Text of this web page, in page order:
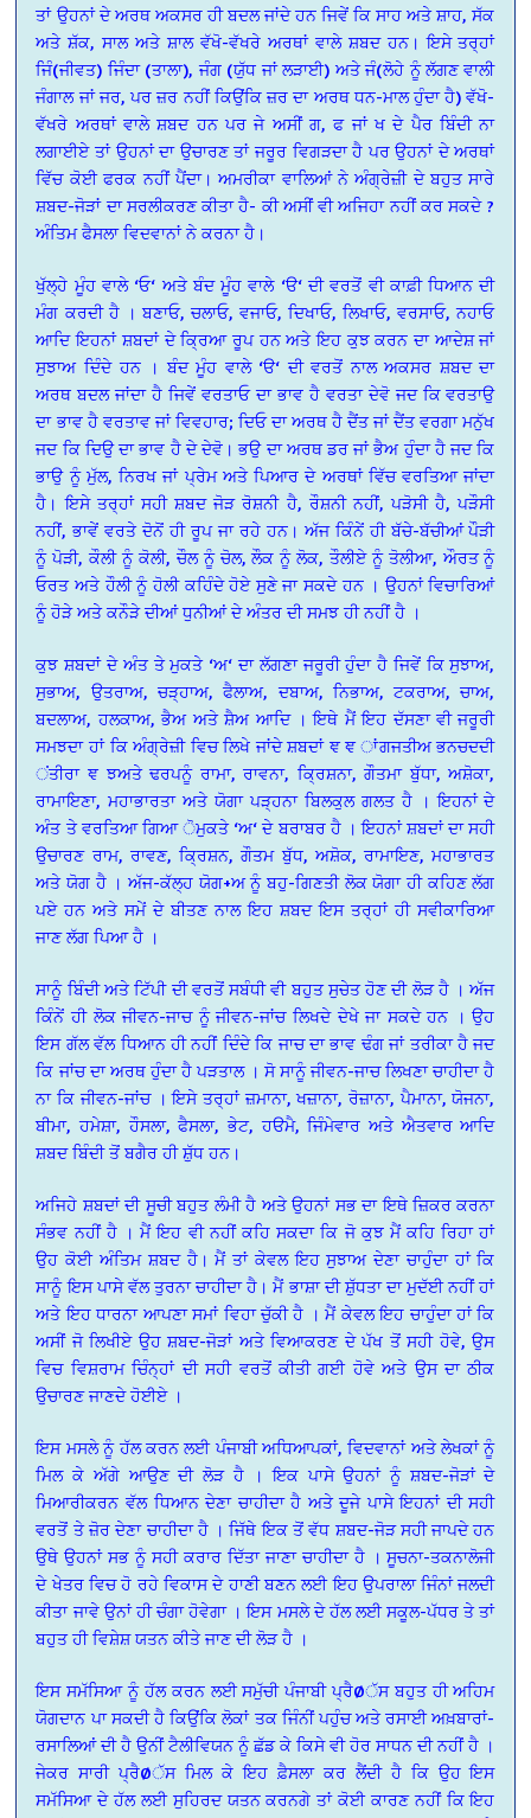
ਤਾਂ ਉਹਨਾਂ ਦੇ ਅਰਥ ਅਕਸਰ ਹੀ ਬਦਲ ਜਾਂਦੇ ਹਨ ਜਿਵੇਂ ਕਿ ਸਾਹ ਅਤੇ ਸ਼ਾਹ, ਸੱਕ
ਅਤੇ ਸ਼ੱਕ, ਸਾਲ ਅਤੇ ਸ਼ਾਲ ਵੱਖੋ-ਵੱਖਰੇ ਅਰਥਾਂ ਵਾਲੇ ਸ਼ਬਦ ਹਨ। ਇਸੇ ਤਰ੍ਹਾਂ
ਜਿੰ(ਜੀਵਤ) ਜਿੰਦਾ (ਤਾਲਾ), ਜੰਗ (ਯੁੱਧ ਜਾਂ ਲੜਾਈ) ਅਤੇ ਜੰ(ਲੋਹੇ ਨੂੰ ਲੱਗਣ ਵਾਲੀ
ਜੰਗਾਲ ਜਾਂ ਜਰ, ਪਰ ਜ਼ਰ ਨਹੀਂ ਕਿਉਂਕਿ ਜ਼ਰ ਦਾ ਅਰਥ ਧਨ-ਮਾਲ ਹੁੰਦਾ ਹੈ) ਵੱਖੋ-
ਵੱਖਰੇ ਅਰਥਾਂ ਵਾਲੇ ਸ਼ਬਦ ਹਨ ਪਰ ਜੇ ਅਸੀਂ ਗ, ਫ ਜਾਂ ਖ ਦੇ ਪੈਰ ਬਿੰਦੀ ਨਾ
ਲਗਾਈਏ ਤਾਂ ਉਹਨਾਂ ਦਾ ਉਚਾਰਣ ਤਾਂ ਜਰੂਰ ਵਿਗੜਦਾ ਹੈ ਪਰ ਉਹਨਾਂ ਦੇ ਅਰਥਾਂ
ਵਿੱਚ ਕੋਈ ਫਰਕ ਨਹੀਂ ਪੈਂਦਾ। ਅਮਰੀਕਾ ਵਾਲਿਆਂ ਨੇ ਅੰਗ੍ਰੇਜ਼ੀ ਦੇ ਬਹੁਤ ਸਾਰੇ
ਸ਼ਬਦ-ਜੋੜਾਂ ਦਾ ਸਰਲੀਕਰਣ ਕੀਤਾ ਹੈ- ਕੀ ਅਸੀਂ ਵੀ ਅਜਿਹਾ ਨਹੀਂ ਕਰ ਸਕਦੇ ?
ਅੰਤਿਮ ਫੈਸਲਾ ਵਿਦਵਾਨਾਂ ਨੇ ਕਰਨਾ ਹੈ।
ਖੁੱਲ੍ਹੇ ਮੂੰਹ ਵਾਲੇ ‘ਓ‘ ਅਤੇ ਬੰਦ ਮੂੰਹ ਵਾਲੇ ‘ੳ‘ ਦੀ ਵਰਤੋਂ ਵੀ ਕਾਫ਼ੀ ਧਿਆਨ ਦੀ
ਮੰਗ ਕਰਦੀ ਹੈ । ਬਣਾਓ, ਚਲਾਓ, ਵਜਾਓ, ਦਿਖਾਓ, ਲਿਖਾਓ, ਵਰਸਾਓ, ਨਹਾਓ
ਆਦਿ ਇਹਨਾਂ ਸ਼ਬਦਾਂ ਦੇ ਕ੍ਰਿਆ ਰੂਪ ਹਨ ਅਤੇ ਇਹ ਕੁਝ ਕਰਨ ਦਾ ਆਦੇਸ਼ ਜਾਂ
ਸੁਝਾਅ ਦਿੰਦੇ ਹਨ । ਬੰਦ ਮੂੰਹ ਵਾਲੇ ‘ੳ‘ ਦੀ ਵਰਤੋਂ ਨਾਲ ਅਕਸਰ ਸ਼ਬਦ ਦਾ
ਅਰਥ ਬਦਲ ਜਾਂਦਾ ਹੈ ਜਿਵੇਂ ਵਰਤਾਓ ਦਾ ਭਾਵ ਹੈ ਵਰਤਾ ਦੇਵੋ ਜਦ ਕਿ ਵਰਤਾਉ
ਦਾ ਭਾਵ ਹੈ ਵਰਤਾਵ ਜਾਂ ਵਿਵਹਾਰ; ਦਿਓ ਦਾ ਅਰਥ ਹੈ ਦੈਂਤ ਜਾਂ ਦੈਂਤ ਵਰਗਾ ਮਨੁੱਖ
ਜਦ ਕਿ ਦਿਉ ਦਾ ਭਾਵ ਹੈ ਦੇ ਦੇਵੋ। ਭਉ ਦਾ ਅਰਥ ਡਰ ਜਾਂ ਭੈਅ ਹੁੰਦਾ ਹੈ ਜਦ ਕਿ
ਭਾਉ ਨੂੰ ਮੁੱਲ, ਨਿਰਖ ਜਾਂ ਪ੍ਰੇਮ ਅਤੇ ਪਿਆਰ ਦੇ ਅਰਥਾਂ ਵਿੱਚ ਵਰਤਿਆ ਜਾਂਦਾ
ਹੈ। ਇਸੇ ਤਰ੍ਹਾਂ ਸਹੀ ਸ਼ਬਦ ਜੋੜ ਰੋਸ਼ਨੀ ਹੈ, ਰੌਸ਼ਨੀ ਨਹੀਂ, ਪੜੋਸੀ ਹੈ, ਪੜੌਸੀ
ਨਹੀਂ, ਭਾਵੇਂ ਵਰਤੇ ਦੋਨੋਂ ਹੀ ਰੂਪ ਜਾ ਰਹੇ ਹਨ। ਅੱਜ ਕਿੰਨੇਂ ਹੀ ਬੱਚੇ-ਬੱਚੀਆਂ ਪੌੜੀ
ਨੂੰ ਪੋੜੀ, ਕੌਲੀ ਨੂੰ ਕੋਲੀ, ਚੌਲ ਨੂੰ ਚੋਲ, ਲੌਕ ਨੂੰ ਲੋਕ, ਤੌਲੀਏ ਨੂੰ ਤੋਲੀਆ, ਔਰਤ ਨੂੰ
ਓਰਤ ਅਤੇ ਹੌਲੀ ਨੂੰ ਹੋਲੀ ਕਹਿੰਦੇ ਹੋਏ ਸੁਣੇ ਜਾ ਸਕਦੇ ਹਨ । ਉਹਨਾਂ ਵਿਚਾਰਿਆਂ
ਨੂੰ ਹੋੜੇ ਅਤੇ ਕਨੌੜੇ ਦੀਆਂ ਧੁਨੀਆਂ ਦੇ ਅੰਤਰ ਦੀ ਸਮਝ ਹੀ ਨਹੀਂ ਹੈ ।
ਕੁਝ ਸ਼ਬਦਾਂ ਦੇ ਅੰਤ ਤੇ ਮੁਕਤੇ ‘ਅ‘ ਦਾ ਲੱਗਣਾ ਜਰੂਰੀ ਹੁੰਦਾ ਹੈ ਜਿਵੇਂ ਕਿ ਸੁਝਾਅ,
ਸੁਭਾਅ, ਉਤਰਾਅ, ਚੜ੍ਹਾਅ, ਫੈਲਾਅ, ਦਬਾਅ, ਨਿਭਾਅ, ਟਕਰਾਅ, ਚਾਅ,
ਬਦਲਾਅ, ਹਲਕਾਅ, ਭੈਅ ਅਤੇ ਸ਼ੈਅ ਆਦਿ । ਇਥੇ ਮੈਂ ਇਹ ਦੱਸਣਾ ਵੀ ਜਰੂਰੀ
ਸਮਝਦਾ ਹਾਂ ਕਿ ਅੰਗ੍ਰੇਜ਼ੀ ਵਿਚ ਲਿਖੇ ਜਾਂਦੇ ਸ਼ਬਦਾਂ ਞ ਞ ਾਂਗਜਤੀਅ ਭਨਚਦਦੀ
ਂਤੀਰਾ ਞ ਝਅਤੇ ਢਰਪਨੂੰ ਰਾਮਾ, ਰਾਵਨਾ, ਕ੍ਰਿਸ਼ਨਾ, ਗੌਤਮਾ ਬੁੱਧਾ, ਅਸ਼ੋਕਾ,
ਰਾਮਾਇਣਾ, ਮਹਾਭਾਰਤਾ ਅਤੇ ਯੋਗਾ ਪੜ੍ਹਨਾ ਬਿਲਕੁਲ ਗਲਤ ਹੈ । ਇਹਨਾਂ ਦੇ
ਅੰਤ ਤੇ ਵਰਤਿਆ ਗਿਆ ੋਮੁਕਤੇ ‘ਅ‘ ਦੇ ਬਰਾਬਰ ਹੈ । ਇਹਨਾਂ ਸ਼ਬਦਾਂ ਦਾ ਸਹੀ
ਉਚਾਰਣ ਰਾਮ, ਰਾਵਣ, ਕ੍ਰਿਸ਼ਨ, ਗੌਤਮ ਬੁੱਧ, ਅਸ਼ੋਕ, ਰਾਮਾਇਣ, ਮਹਾਭਾਰਤ
ਅਤੇ ਯੋਗ ਹੈ । ਅੱਜ-ਕੱਲ੍ਹ ਯੋਗ+ਅ ਨੂੰ ਬਹੁ-ਗਿਣਤੀ ਲੋਕ ਯੋਗਾ ਹੀ ਕਹਿਣ ਲੱਗ
ਪਏ ਹਨ ਅਤੇ ਸਮੇਂ ਦੇ ਬੀਤਣ ਨਾਲ ਇਹ ਸ਼ਬਦ ਇਸ ਤਰ੍ਹਾਂ ਹੀ ਸਵੀਕਾਰਿਆ
ਜਾਣ ਲੱਗ ਪਿਆ ਹੈ ।
ਸਾਨੂੰ ਬਿੰਦੀ ਅਤੇ ਟਿੱਪੀ ਦੀ ਵਰਤੋਂ ਸਬੰਧੀ ਵੀ ਬਹੁਤ ਸੁਚੇਤ ਹੋਣ ਦੀ ਲੋੜ ਹੈ । ਅੱਜ
ਕਿੰਨੇਂ ਹੀ ਲੋਕ ਜੀਵਨ-ਜਾਚ ਨੂੰ ਜੀਵਨ-ਜਾਂਚ ਲਿਖਦੇ ਦੇਖੇ ਜਾ ਸਕਦੇ ਹਨ । ਉਹ
ਇਸ ਗੱਲ ਵੱਲ ਧਿਆਨ ਹੀ ਨਹੀਂ ਦਿੰਦੇ ਕਿ ਜਾਚ ਦਾ ਭਾਵ ਢੰਗ ਜਾਂ ਤਰੀਕਾ ਹੈ ਜਦ
ਕਿ ਜਾਂਚ ਦਾ ਅਰਥ ਹੁੰਦਾ ਹੈ ਪੜਤਾਲ । ਸੋ ਸਾਨੂੰ ਜੀਵਨ-ਜਾਚ ਲਿਖਣਾ ਚਾਹੀਦਾ ਹੈ
ਨਾ ਕਿ ਜੀਵਨ-ਜਾਂਚ । ਇਸੇ ਤਰ੍ਹਾਂ ਜ਼ਮਾਨਾ, ਖਜ਼ਾਨਾ, ਰੋਜ਼ਾਨਾ, ਪੈਮਾਨਾ, ਯੋਜਨਾ,
ਬੀਮਾ, ਹਮੇਸ਼ਾ, ਹੌਸਲਾ, ਫੈਸਲਾ, ਭੇਟ, ਹੳਮੈ, ਜਿੰਮੇਵਾਰ ਅਤੇ ਐਤਵਾਰ ਆਦਿ
ਸ਼ਬਦ ਬਿੰਦੀ ਤੋਂ ਬਗੈਰ ਹੀ ਸ਼ੁੱਧ ਹਨ।
ਅਜਿਹੇ ਸ਼ਬਦਾਂ ਦੀ ਸੂਚੀ ਬਹੁਤ ਲੰਮੀ ਹੈ ਅਤੇ ਉਹਨਾਂ ਸਭ ਦਾ ਇਥੇ ਜ਼ਿਕਰ ਕਰਨਾ
ਸੰਭਵ ਨਹੀਂ ਹੈ । ਮੈਂ ਇਹ ਵੀ ਨਹੀਂ ਕਹਿ ਸਕਦਾ ਕਿ ਜੋ ਕੁਝ ਮੈਂ ਕਹਿ ਰਿਹਾ ਹਾਂ
ਉਹ ਕੋਈ ਅੰਤਿਮ ਸ਼ਬਦ ਹੈ। ਮੈਂ ਤਾਂ ਕੇਵਲ ਇਹ ਸੁਝਾਅ ਦੇਣਾ ਚਾਹੁੰਦਾ ਹਾਂ ਕਿ
ਸਾਨੂੰ ਇਸ ਪਾਸੇ ਵੱਲ ਤੁਰਨਾ ਚਾਹੀਦਾ ਹੈ। ਮੈਂ ਭਾਸ਼ਾ ਦੀ ਸ਼ੁੱਧਤਾ ਦਾ ਮੁਦੱਈ ਨਹੀਂ ਹਾਂ
ਅਤੇ ਇਹ ਧਾਰਨਾ ਆਪਣਾ ਸਮਾਂ ਵਿਹਾ ਚੁੱਕੀ ਹੈ । ਮੈਂ ਕੇਵਲ ਇਹ ਚਾਹੁੰਦਾ ਹਾਂ ਕਿ
ਅਸੀਂ ਜੋ ਲਿਖੀਏ ਉਹ ਸ਼ਬਦ-ਜੋੜਾਂ ਅਤੇ ਵਿਆਕਰਣ ਦੇ ਪੱਖ ਤੋਂ ਸਹੀ ਹੋਵੇ, ਉਸ
ਵਿਚ ਵਿਸ਼ਰਾਮ ਚਿੰਨ੍ਹਾਂ ਦੀ ਸਹੀ ਵਰਤੋਂ ਕੀਤੀ ਗਈ ਹੋਵੇ ਅਤੇ ਉਸ ਦਾ ਠੀਕ
ਉਚਾਰਣ ਜਾਣਦੇ ਹੋਈਏ ।
ਇਸ ਮਸਲੇ ਨੂੰ ਹੱਲ ਕਰਨ ਲਈ ਪੰਜਾਬੀ ਅਧਿਆਪਕਾਂ, ਵਿਦਵਾਨਾਂ ਅਤੇ ਲੇਖਕਾਂ ਨੂੰ
ਮਿਲ ਕੇ ਅੱਗੇ ਆਉਣ ਦੀ ਲੋੜ ਹੈ । ਇਕ ਪਾਸੇ ਉਹਨਾਂ ਨੂੰ ਸ਼ਬਦ-ਜੋੜਾਂ ਦੇ
ਮਿਆਰੀਕਰਨ ਵੱਲ ਧਿਆਨ ਦੇਣਾ ਚਾਹੀਦਾ ਹੈ ਅਤੇ ਦੂਜੇ ਪਾਸੇ ਇਹਨਾਂ ਦੀ ਸਹੀ
ਵਰਤੋਂ ਤੇ ਜ਼ੋਰ ਦੇਣਾ ਚਾਹੀਦਾ ਹੈ । ਜਿੱਥੇ ਇਕ ਤੋਂ ਵੱਧ ਸ਼ਬਦ-ਜੋੜ ਸਹੀ ਜਾਪਦੇ ਹਨ
ਉਥੇ ਉਹਨਾਂ ਸਭ ਨੂੰ ਸਹੀ ਕਰਾਰ ਦਿੱਤਾ ਜਾਣਾ ਚਾਹੀਦਾ ਹੈ । ਸੂਚਨਾ-ਤਕਨਾਲੋਜੀ
ਦੇ ਖੇਤਰ ਵਿਚ ਹੋ ਰਹੇ ਵਿਕਾਸ ਦੇ ਹਾਣੀ ਬਣਨ ਲਈ ਇਹ ਉਪਰਾਲਾ ਜਿੰਨਾਂ ਜਲਦੀ
ਕੀਤਾ ਜਾਵੇ ਉਨਾਂ ਹੀ ਚੰਗਾ ਹੋਵੇਗਾ । ਇਸ ਮਸਲੇ ਦੇ ਹੱਲ ਲਈ ਸਕੂਲ-ਪੱਧਰ ਤੇ ਤਾਂ
ਬਹੁਤ ਹੀ ਵਿਸ਼ੇਸ਼ ਯਤਨ ਕੀਤੇ ਜਾਣ ਦੀ ਲੋੜ ਹੈ ।
ਇਸ ਸਮੱਸਿਆ ਨੂੰ ਹੱਲ ਕਰਨ ਲਈ ਸਮੁੱਚੀ ਪੰਜਾਬੀ ਪ੍ਰੈØੱਸ ਬਹੁਤ ਹੀ ਅਹਿਮ
ਯੋਗਦਾਨ ਪਾ ਸਕਦੀ ਹੈ ਕਿਉਂਕਿ ਲੋਕਾਂ ਤਕ ਜਿੰਨੀਂ ਪਹੁੰਚ ਅਤੇ ਰਸਾਈ ਅਖ਼ਬਾਰਾਂ-
ਰਸਾਲਿਆਂ ਦੀ ਹੈ ਉਨੀਂ ਟੈਲੀਵਿਯਨ ਨੂੰ ਛੱਡ ਕੇ ਕਿਸੇ ਵੀ ਹੋਰ ਸਾਧਨ ਦੀ ਨਹੀਂ ਹੈ ।
ਜੇਕਰ ਸਾਰੀ ਪ੍ਰੈØੱਸ ਮਿਲ ਕੇ ਇਹ ਫ਼ੈਸਲਾ ਕਰ ਲੈਂਦੀ ਹੈ ਕਿ ਉਹ ਇਸ
ਸਮੱਸਿਆ ਦੇ ਹੱਲ ਲਈ ਸੁਹਿਰਦ ਯਤਨ ਕਰਨਗੇ ਤਾਂ ਕੋਈ ਕਾਰਣ ਨਹੀਂ ਕਿ ਇਹ